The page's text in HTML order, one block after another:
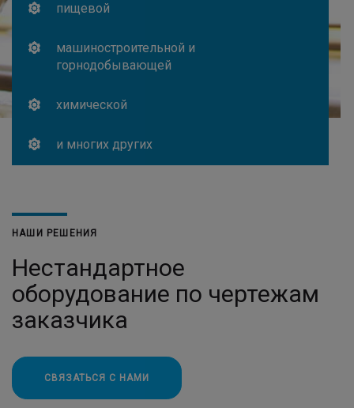
пищевой
машиностроительной и
горнодобывающей
химической
и многих других
НАШИ РЕШЕНИЯ
Нестандартное
оборудование по чертежам
заказчика
СВЯЗАТЬСЯ С НАМИ